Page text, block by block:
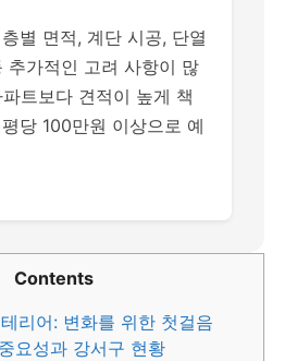
별 면적, 계단 시공, 단열
추가적인 고려 사항이 많
트보다 견적이 높게 책
당 100만원 이상으로 예
Contents
리어: 변화를 위한 첫걸음
요성과 강서구 현황